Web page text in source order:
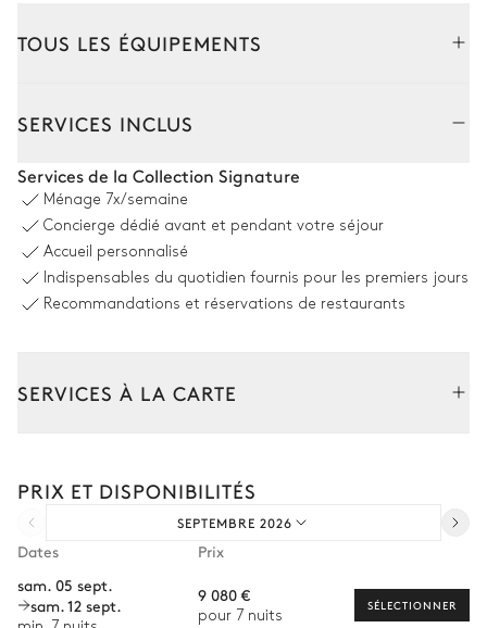
TOUS LES ÉQUIPEMENTS
Table
Piscine
Dimensions : L = 16,5m, l = 5,5m,
SERVICES INCLUS
Services de la Collection Signature
Ménage 7x/semaine
Concierge dédié avant et pendant votre séjour
Accueil personnalisé
Indispensables du quotidien fournis pour les premiers jours
Recommandations et réservations de restaurants
SERVICES À LA CARTE
Transfert à l'arrivée et au départ
Courses livrées avant l'arrivée
Chef à domicile
PRIX ET DISPONIBILITÉS
SEPTEMBRE 2026
Dates
Prix
sam. 05 sept.
sam. 12 sept.
9 080 €
pour 7 nuits
SÉLECTIONNER